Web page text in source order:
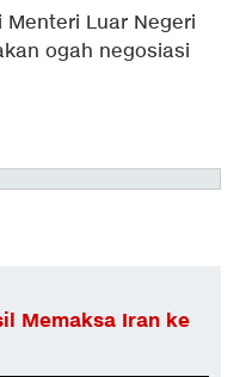
Luar Negeri
ogah negosiasi
Memaksa Iran ke